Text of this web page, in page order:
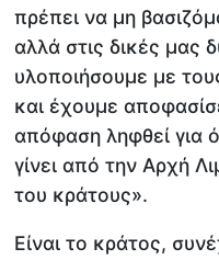
πρέπει να μη
αλλά στις δικές μας
υλοποιήσουμε με
και έχουμε
απόφαση ληφθεί για
γίνει από την Αρχή
του κράτους».
Είναι το κράτος,